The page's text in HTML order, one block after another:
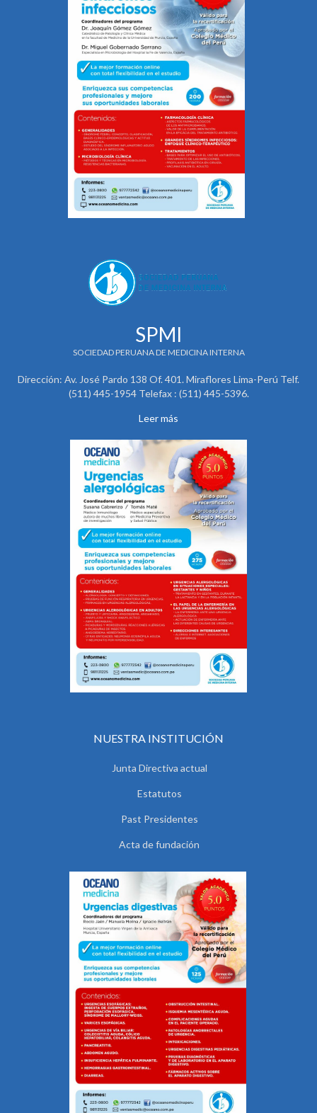
SPMI
SOCIEDAD PERUANA DE MEDICINA INTERNA
Dirección: Av. José Pardo 138 Of. 401. Miraflores Lima-Perú Telf.
(511) 445-1954 Telefax : (511) 445-5396.
Leer más
NUESTRA INSTITUCIÓN
Junta Directiva actual
Estatutos
Past Presidentes
Acta de fundación